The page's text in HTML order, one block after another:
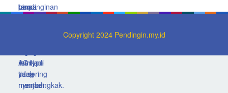
Copyright 2024 Pendingin.my.id